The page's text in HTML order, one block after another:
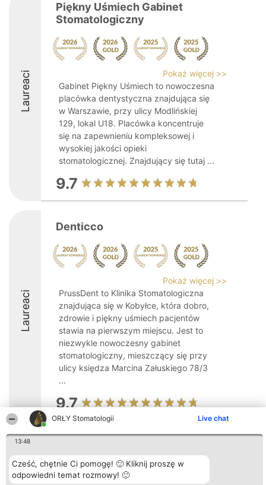
ORŁY Stomatologii Live chat
13:48
Cześć, chętnie Ci pomogę! 🙂 Kliknij proszę w
odpowiedni temat rozmowy! 🙂
Laureaci
Piękny Uśmiech Gabinet
Stomatologiczny
Pokaż więcej >>
Gabinet Piękny Uśmiech to nowoczesna
placówka dentystyczna znajdująca się
w Warszawie, przy ulicy Modlińskiej
129, lokal U18. Placówka koncentruje
się na zapewnieniu kompleksowej i
wysokiej jakości opieki
stomatologicznej. Znajdujący się tutaj ...
9.7
Laureaci
Denticco
Pokaż więcej >>
PrussDent to Klinika Stomatologiczna
znajdująca się w Kobyłce, która dobro,
zdrowie i piękny uśmiech pacjentów
stawia na pierwszym miejscu. Jest to
niezwykle nowoczesny gabinet
stomatologiczny, mieszczący się przy
ulicy księdza Marcina Załuskiego 78/3
...
9.7
Organizator plebiscytu
o. sp. k.
ul. Ruska 22
Wrocław 50-079
Lista
wszystkich
Laureatów